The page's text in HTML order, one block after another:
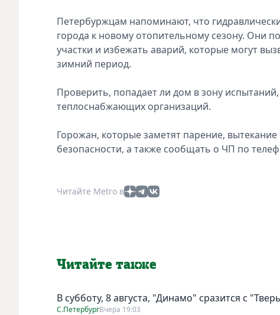
Петербуржцам напоминают, что
города к новому отопительному сезону. Они
участки и избежать аварий, которые могут
зимний период.
Проверить, попадает ли дом в зону
теплоснабжающих организаций.
Горожан, которые заметят парение,
безопасности, а также сообщать о ЧП по
Читайте Metro в
Читайте также
В субботу, 8 августа, "Динамо" сразится с
С.ПетербургВчера 19:03